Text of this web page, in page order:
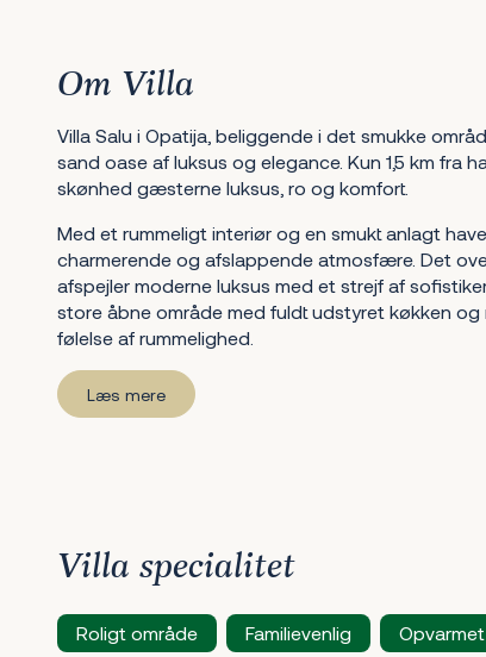
Om Villa
Villa Salu i Opatija, beliggende i det smukke
sand oase af luksus og elegance. Kun 1,5 km fra
skønhed gæsterne luksus, ro og komfort.
Med et rummeligt interiør og en smukt anlagt
charmerende og afslappende atmosfære. Det
afspejler moderne luksus med et strejf af
store åbne område med fuldt udstyret køkken og
følelse af rummelighed.
Læs mere
Villa specialitet
Roligt område Familievenlig